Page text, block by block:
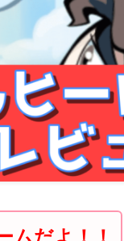
ムだよ！！